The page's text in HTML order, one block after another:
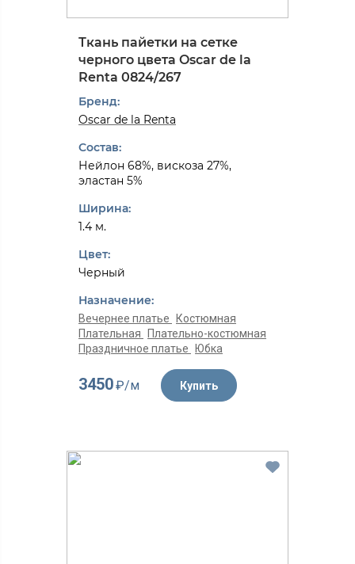
Ткань пайетки на сетке
черного цвета Oscar de la
Renta 0824/267
Бренд:
Oscar de la Renta
Состав:
Нейлон 68%, вискоза 27%,
эластан 5%
Ширина:
1.4 м.
Цвет:
Черный
Назначение:
Вечернее платье
Костюмная
Плательная
Плательно-костюмная
Праздничное платье
Юбка
3450₽/м Купить